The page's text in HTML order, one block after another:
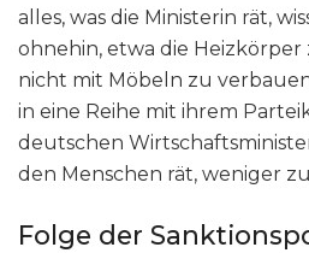
alles, was die Ministerin rät,
ohnehin, etwa die
nicht mit Möbeln zu
in eine Reihe mit ihrem
deutschen
den Menschen rät, weniger
Folge der